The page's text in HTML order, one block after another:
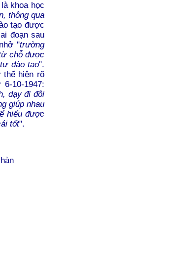
khoa học
thông qua
tạo được
đoạn sau
"trường
chỗ được
đào tạo".
thể hiện rõ
10-1947:
dạy đi đôi
giúp nhau
hiểu được
tốt".